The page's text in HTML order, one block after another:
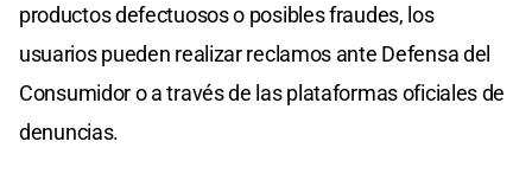
productos defectuosos o posibles fraudes, los
usuarios pueden realizar reclamos ante Defensa del
Consumidor o a través de las plataformas oficiales de
denuncias.